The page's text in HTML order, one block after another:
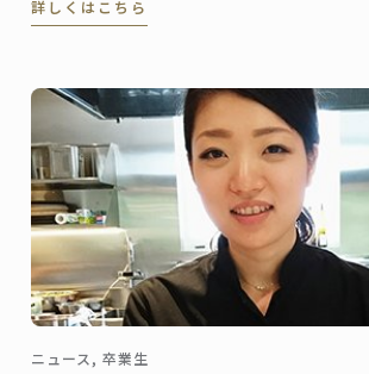
詳しくはこちら
ニュース, 卒業生